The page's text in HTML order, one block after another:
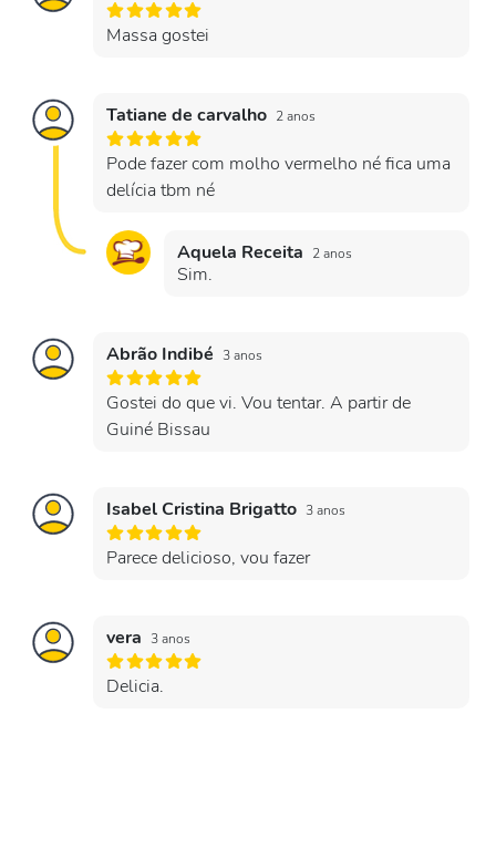
Massa gostei
Tatiane de carvalho 2 anos
Pode fazer com molho vermelho né fica uma
delícia tbm né
Aquela Receita 2 anos
Sim.
Abrão Indibé 3 anos
Gostei do que vi. Vou tentar. A partir de
Guiné Bissau
Isabel Cristina Brigatto 3 anos
Parece delicioso, vou fazer
vera 3 anos
Delicia.